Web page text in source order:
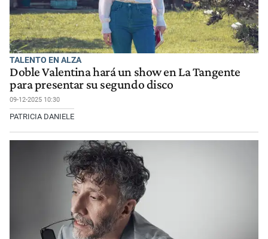
TALENTO EN ALZA
Doble Valentina hará un show en La Tangente
para presentar su segundo disco
09-12-2025 10:30
PATRICIA DANIELE